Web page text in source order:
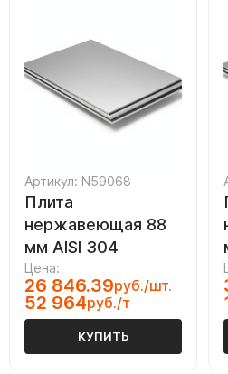
Артикул: N59068
Плита
нержавеющая 88
мм AISI 304
Цена:
26 846.39руб./шт.
52 964руб./т
КУПИТЬ